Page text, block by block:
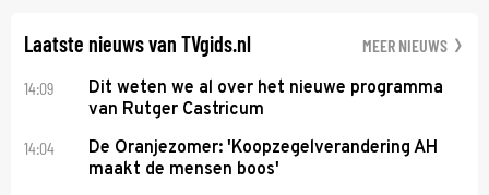
Laatste nieuws van TVgids.nl MEER NIEUWS
14:09
Dit weten we al over het nieuwe programma
van Rutger Castricum
14:04
De Oranjezomer: 'Koopzegelverandering AH
maakt de mensen boos'